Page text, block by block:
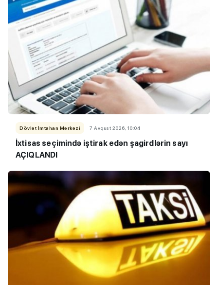
Dövlət İmtahan Mərkəzi 7 Avqust 2026, 10:04
İxtisas seçimində iştirak edən şagirdlərin sayı
AÇIQLANDI